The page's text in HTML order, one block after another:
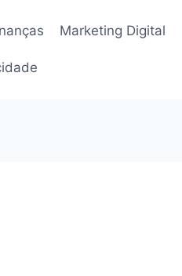
Marketing Digital